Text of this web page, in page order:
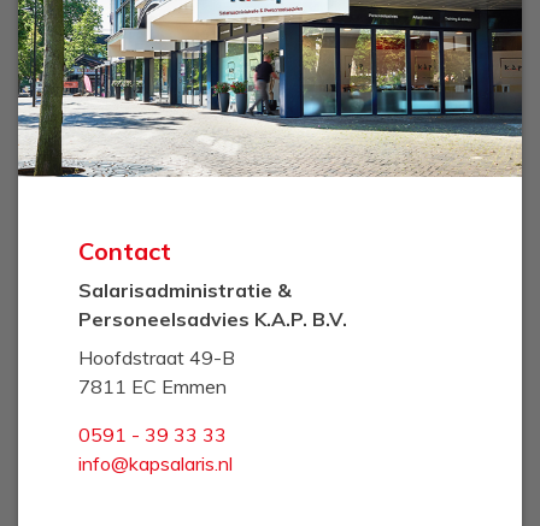
Contact
Salarisadministratie &
Personeelsadvies K.A.P. B.V.
Hoofdstraat 49-B
7811 EC Emmen
0591 - 39 33 33
info@kapsalaris.nl